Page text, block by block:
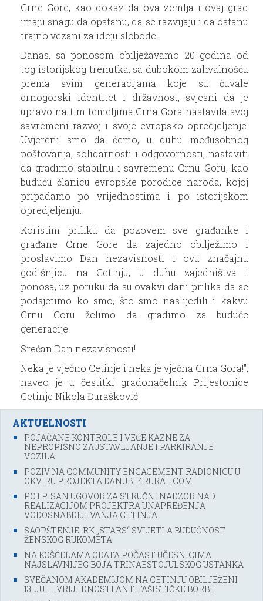
Crne Gore, kao dokaz da ova zemlja i ovaj grad
imaju snagu da opstanu, da se razvijaju i da ostanu
trajno vezani za ideju slobode.
Danas, sa ponosom obilježavamo 20 godina od
tog istorijskog trenutka, sa dubokom zahvalnošću
prema svim generacijama koje su čuvale
crnogorski identitet i državnost, svjesni da je
upravo na tim temeljima Crna Gora nastavila svoj
savremeni razvoj i svoje evropsko opredjeljenje.
Uvjereni smo da ćemo, u duhu međusobnog
poštovanja, solidarnosti i odgovornosti, nastaviti
da gradimo stabilnu i savremenu Crnu Goru, kao
buduću članicu evropske porodice naroda, kojoj
pripadamo po vrijednostima i po istorijskom
opredjeljenju.
Koristim priliku da pozovem sve građanke i
građane Crne Gore da zajedno obilježimo i
proslavimo Dan nezavisnosti i ovu značajnu
godišnjicu na Cetinju, u duhu zajedništva i
ponosa, uz poruku da su ovakvi dani prilika da se
podsjetimo ko smo, što smo naslijedili i kakvu
Crnu Goru želimo da gradimo za buduće
generacije.
Srećan Dan nezavisnosti!
Neka je vječno Cetinje i neka je vječna Crna Gora!",
naveo je u čestitki gradonačelnik Prijestonice
Cetinje Nikola Đurašković.
AKTUELNOSTI
POJAČANE KONTROLE I VEĆE KAZNE ZA
NEPROPISNO ZAUSTAVLJANJE I PARKIRANJE
VOZILA
POZIV NA COMMUNITY ENGAGEMENT RADIONICU U
OKVIRU PROJEKTA DANUBE4RURAL.COM
POTPISAN UGOVOR ZA STRUČNI NADZOR NAD
REALIZACIJOM PROJEKTRA UNAPREĐENJA
VODOSNABDIJEVANJA CETINJA
SAOPŠTENJE: RK „STARS“ SVIJETLA BUDUĆNOST
ŽENSKOG RUKOMETA
NA KOŠĆELAMA ODATA POČAST UČESNICIMA
NAJSLAVNIJEG BOJA TRINAESTOJULSKOG USTANKA
SVEČANOM AKADEMIJOM NA CETINJU OBILJEŽENI
13. JUL I VRIJEDNOSTI ANTIFAŠISTIČKE BORBE